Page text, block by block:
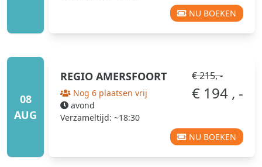
NU BOEKEN
08
AUG
REGIO AMERSFOORT
Nog 6 plaatsen vrij
avond
Verzameltijd: ~18:30
€ 215, -
€ 194 , -
NU BOEKEN